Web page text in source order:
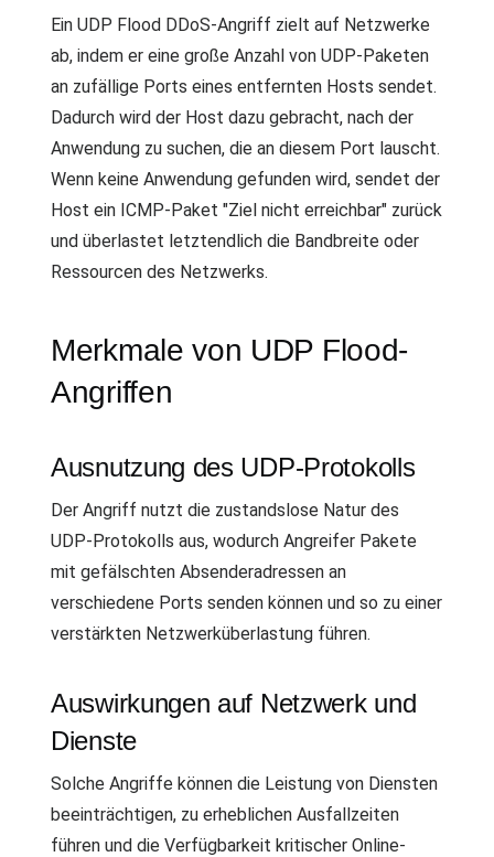
Ein UDP Flood DDoS-Angriff zielt auf Netzwerke
ab, indem er eine große Anzahl von UDP-Paketen
an zufällige Ports eines entfernten Hosts sendet.
Dadurch wird der Host dazu gebracht, nach der
Anwendung zu suchen, die an diesem Port lauscht.
Wenn keine Anwendung gefunden wird, sendet der
Host ein ICMP-Paket "Ziel nicht erreichbar" zurück
und überlastet letztendlich die Bandbreite oder
Ressourcen des Netzwerks.
Merkmale von UDP Flood-
Angriffen
Ausnutzung des UDP-Protokolls
Der Angriff nutzt die zustandslose Natur des
UDP-Protokolls aus, wodurch Angreifer Pakete
mit gefälschten Absenderadressen an
verschiedene Ports senden können und so zu einer
verstärkten Netzwerküberlastung führen.
Auswirkungen auf Netzwerk und
Dienste
Solche Angriffe können die Leistung von Diensten
beeinträchtigen, zu erheblichen Ausfallzeiten
führen und die Verfügbarkeit kritischer Online-